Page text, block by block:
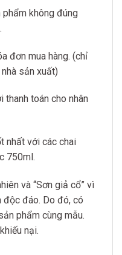
không đúng
đơn mua hàng. (chỉ
sản xuất)
thanh toán cho nhân
nhất với các chai
750ml.
và “Sơn giả cổ” vì
độc đáo. Do đó, có
phẩm cùng mẫu.
nại.